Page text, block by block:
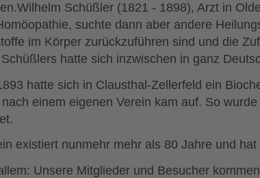
Schüßler (1821 - 1898), Arzt in
suchte dann aber andere
im Körper zurückzuführen sind und die
hatte sich inzwischen in ganz
hatte sich in Clausthal-Zellerfeld ein
einem eigenen Verein kam auf. So
existiert nunmehr mehr als 80 Jahre und
Unsere Mitglieder und Besucher